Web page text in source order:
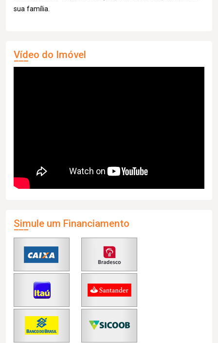
sua família.
Vídeo do Imóvel
Simule um Financiamento